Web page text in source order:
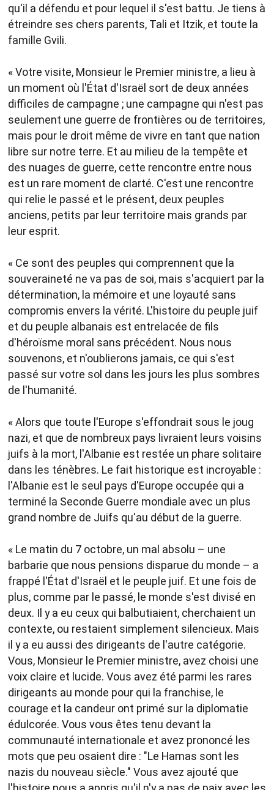
qu'il a défendu et pour lequel il s'est battu. Je tiens à
étreindre ses chers parents, Tali et Itzik, et toute la
famille Gvili.
« Votre visite, Monsieur le Premier ministre, a lieu à
un moment où l'État d'Israël sort de deux années
difficiles de campagne ; une campagne qui n'est pas
seulement une guerre de frontières ou de territoires,
mais pour le droit même de vivre en tant que nation
libre sur notre terre. Et au milieu de la tempête et
des nuages de guerre, cette rencontre entre nous
est un rare moment de clarté. C'est une rencontre
qui relie le passé et le présent, deux peuples
anciens, petits par leur territoire mais grands par
leur esprit.
« Ce sont des peuples qui comprennent que la
souveraineté ne va pas de soi, mais s'acquiert par la
détermination, la mémoire et une loyauté sans
compromis envers la vérité. L'histoire du peuple juif
et du peuple albanais est entrelacée de fils
d'héroïsme moral sans précédent. Nous nous
souvenons, et n'oublierons jamais, ce qui s'est
passé sur votre sol dans les jours les plus sombres
de l'humanité.
« Alors que toute l'Europe s'effondrait sous le joug
nazi, et que de nombreux pays livraient leurs voisins
juifs à la mort, l'Albanie est restée un phare solitaire
dans les ténèbres. Le fait historique est incroyable :
l'Albanie est le seul pays d'Europe occupée qui a
terminé la Seconde Guerre mondiale avec un plus
grand nombre de Juifs qu'au début de la guerre.
« Le matin du 7 octobre, un mal absolu – une
barbarie que nous pensions disparue du monde – a
frappé l'État d'Israël et le peuple juif. Et une fois de
plus, comme par le passé, le monde s'est divisé en
deux. Il y a eu ceux qui balbutiaient, cherchaient un
contexte, ou restaient simplement silencieux. Mais
il y a eu aussi des dirigeants de l'autre catégorie.
Vous, Monsieur le Premier ministre, avez choisi une
voix claire et lucide. Vous avez été parmi les rares
dirigeants au monde pour qui la franchise, le
courage et la candeur ont primé sur la diplomatie
édulcorée. Vous vous êtes tenu devant la
communauté internationale et avez prononcé les
mots que peu osaient dire : "Le Hamas sont les
nazis du nouveau siècle." Vous avez ajouté que